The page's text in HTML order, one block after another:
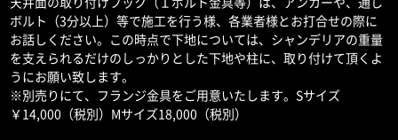
ボルト（3分以上）等で施工を行う様、各業者様とお打合せの際に
お話しください。この時点で下地については、シャンデリアの重量
を支えられるだけのしっかりとした下地や柱に、取り付けて頂くよ
うにお願い致します。
※別売りにて、フランジ金具をご用意いたします。Sサイズ
￥14,000（税別）Mサイズ18,000（税別）